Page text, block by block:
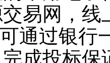
易网，线
通过银行
成投标保